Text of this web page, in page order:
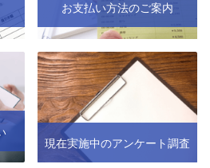
お支払い方法のご案内
現在実施中のアンケート調査